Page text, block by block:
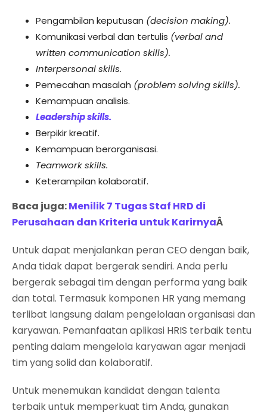
Pengambilan keputusan (decision making).
Komunikasi verbal dan tertulis (verbal and
written communication skills).
Interpersonal skills.
Pemecahan masalah (problem solving skills).
Kemampuan analisis.
Leadership skills.
Berpikir kreatif.
Kemampuan berorganisasi.
Teamwork skills.
Keterampilan kolaboratif.
Baca juga:Menilik 7 Tugas Staf HRD di
Perusahaan dan Kriteria untuk KarirnyaÂ
Untuk dapat menjalankan peran CEO dengan baik,
Anda tidak dapat bergerak sendiri. Anda perlu
bergerak sebagai tim dengan performa yang baik
dan total. Termasuk komponen HR yang memang
terlibat langsung dalam pengelolaan organisasi dan
karyawan. Pemanfaatan aplikasi HRIS terbaik tentu
penting dalam mengelola karyawan agar menjadi
tim yang solid dan kolaboratif.
Untuk menemukan kandidat dengan talenta
terbaik untuk memperkuat tim Anda, gunakan